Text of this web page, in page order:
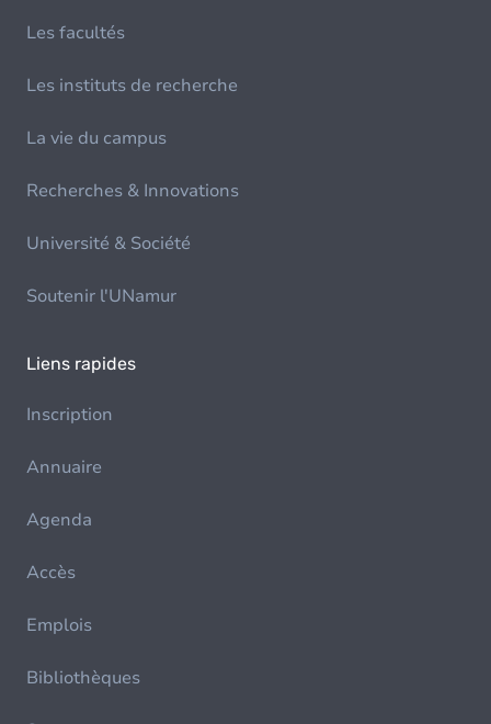
Les facultés
Les instituts de recherche
La vie du campus
Recherches & Innovations
Université & Société
Soutenir l'UNamur
Liens rapides
Inscription
Annuaire
Agenda
Accès
Emplois
Bibliothèques